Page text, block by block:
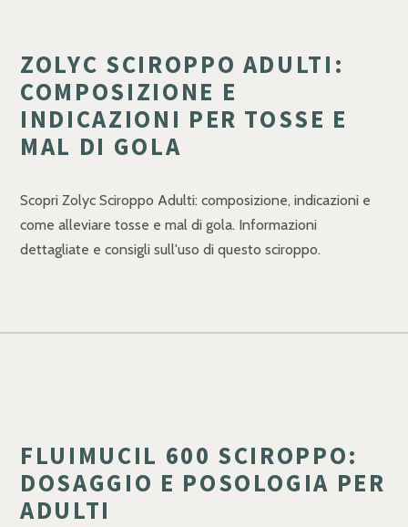
ZOLYC SCIROPPO ADULTI:
COMPOSIZIONE E
INDICAZIONI PER TOSSE E
MAL DI GOLA
Scopri Zolyc Sciroppo Adulti: composizione, indicazioni e
come alleviare tosse e mal di gola. Informazioni
dettagliate e consigli sull'uso di questo sciroppo.
FLUIMUCIL 600 SCIROPPO:
DOSAGGIO E POSOLOGIA PER
ADULTI